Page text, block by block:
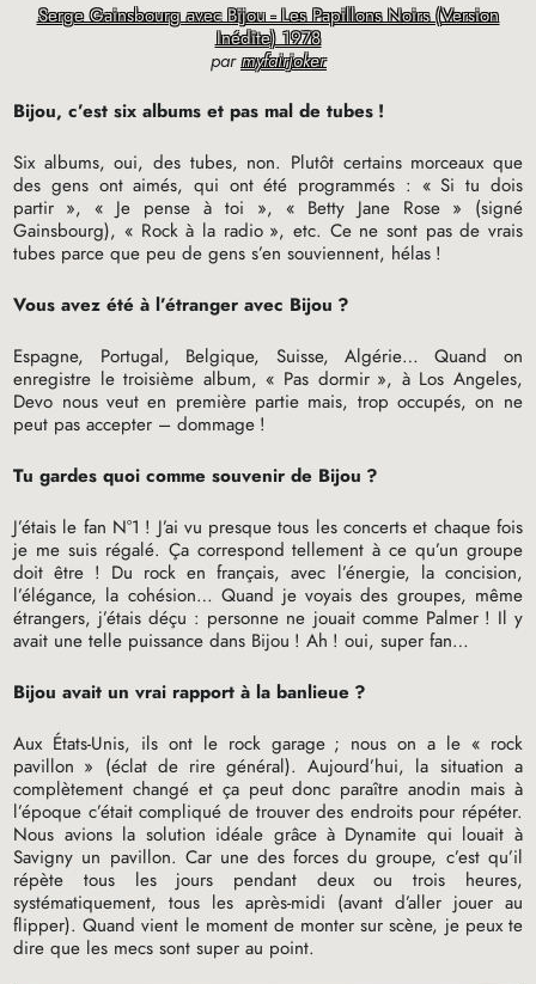
Serge Gainsbourg avec Bijou - Les Papillons Noirs (Version
Inédite) 1978
parmyfairjoker
Bijou, c’est six albums et pas mal de tubes !
Six albums, oui, des tubes, non. Plutôt certains morceaux que
des gens ont aimés, qui ont été programmés : « Si tu dois
partir », « Je pense à toi », « Betty Jane Rose » (signé
Gainsbourg), « Rock à la radio », etc. Ce ne sont pas de vrais
tubes parce que peu de gens s’en souviennent, hélas !
Vous avez été à l’étranger avec Bijou ?
Espagne, Portugal, Belgique, Suisse, Algérie… Quand on
enregistre le troisième album, « Pas dormir », à Los Angeles,
Devo nous veut en première partie mais, trop occupés, on ne
peut pas accepter – dommage !
Tu gardes quoi comme souvenir de Bijou ?
J’étais le fan N°1 ! J’ai vu presque tous les concerts et chaque fois
je me suis régalé. Ça correspond tellement à ce qu’un groupe
doit être ! Du rock en français, avec l’énergie, la concision,
l’élégance, la cohésion… Quand je voyais des groupes, même
étrangers, j’étais déçu : personne ne jouait comme Palmer ! Il y
avait une telle puissance dans Bijou ! Ah ! oui, super fan…
Bijou avait un vrai rapport à la banlieue ?
Aux États-Unis, ils ont le rock garage ; nous on a le « rock
pavillon » (éclat de rire général). Aujourd’hui, la situation a
complètement changé et ça peut donc paraître anodin mais à
l’époque c’était compliqué de trouver des endroits pour répéter.
Nous avions la solution idéale grâce à Dynamite qui louait à
Savigny un pavillon. Car une des forces du groupe, c’est qu’il
répète tous les jours pendant deux ou trois heures,
systématiquement, tous les après-midi (avant d’aller jouer au
flipper). Quand vient le moment de monter sur scène, je peux te
dire que les mecs sont super au point.